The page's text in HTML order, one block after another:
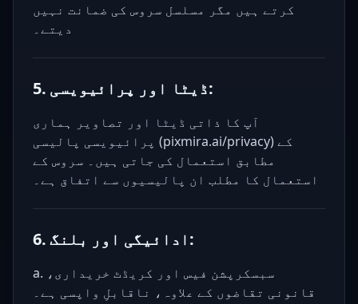
کرتے ہیں مگر مسلسل سروس کی ضمانت نہیں
دیتے۔
5. ڈیٹا اور پرائیویسی:
آپ کا ذاتی ڈیٹا اور تصاویر ہماری
پرائیویسی پالیسی (pixmira.ai/privacy) کے
مطابق استعمال کی جاتی ہیں۔ سروس کے
استعمال کا مطلب ان پالیسیوں سے اتفاق ہے۔
6. ادائیگی اور بلنگ:
a. سبسکرپشن فیس اور کریڈٹ خریداری،
قانونی تقاضوں کے علاوہ، ناقابلِ واپسی ہے۔